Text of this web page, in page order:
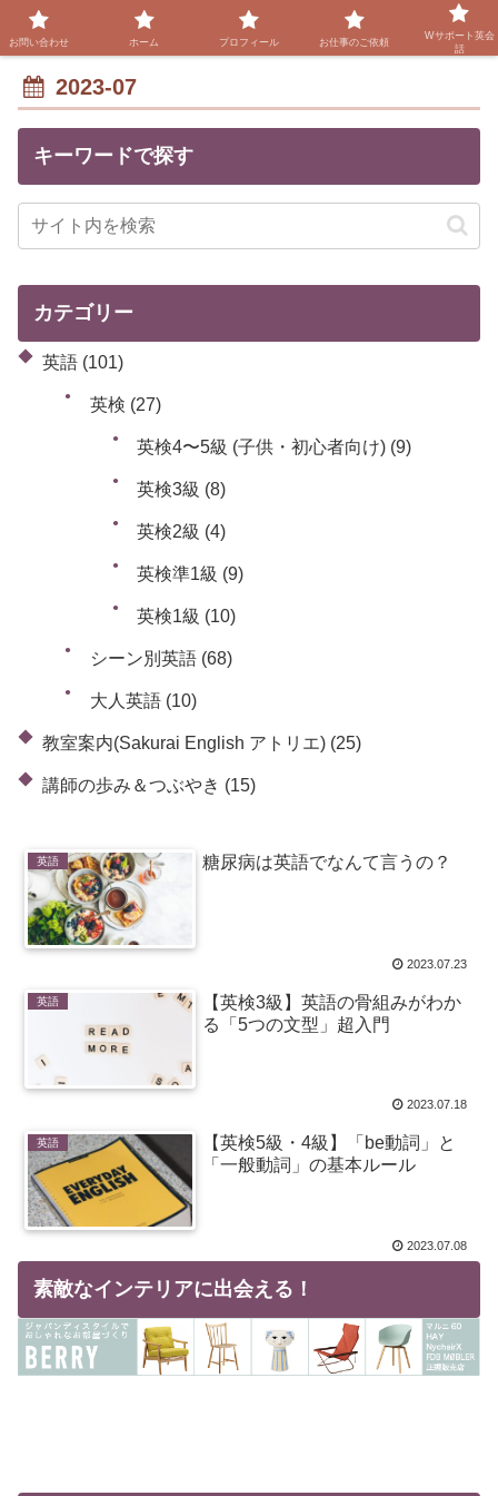
2023-07
キーワードで探す
カテゴリー
英語 (101)
英検 (27)
英検4〜5級 (子供・初心者向け) (9)
英検3級 (8)
英検2級 (4)
英検準1級 (9)
英検1級 (10)
シーン別英語 (68)
大人英語 (10)
教室案内(Sakurai English アトリエ) (25)
講師の歩み＆つぶやき (15)
英語 糖尿病は英語でなんて言うの？
2023.07.23
英語
【英検3級】英語の骨組みがわか
る「5つの文型」超入門
2023.07.18
英語
【英検5級・4級】「be動詞」と
「一般動詞」の基本ルール
2023.07.08
素敵なインテリアに出会える！
お問い合わせ ホーム プロフィール お仕事のご依頼
Wサポート英会
話